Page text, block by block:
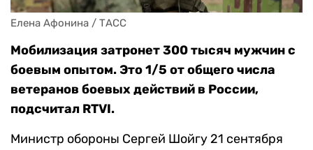
Елена Афонина / ТАСС
Мобилизация затронет 300 тысяч мужчин с
боевым опытом. Это 1/5 от общего числа
ветеранов боевых действий в России,
подсчитал RTVI.
Министр обороны Сергей Шойгу 21 сентября